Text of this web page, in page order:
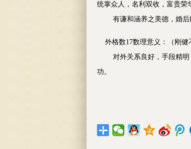
统掌众人，名利双收，富贵荣
有谦和涵养之美德，婚后
外格数17数理意义：（刚健
对外关系良好，手段精明，
功。